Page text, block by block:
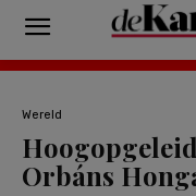
Wereld
Orbáns